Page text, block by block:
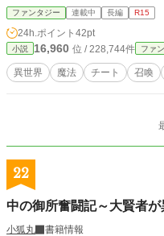
修正など対応していきたいと思って
お願い致します。 読み進めて不快
いです。 お返事は何方様に対して
様、お願い致します。
ファンタジー 連載中 長編 R15
24h.ポイント 42pt
小説 16,960 位 / 228,744件 ファ
異世界 魔法 チート 召喚
22
中の御所奮闘記～大賢者が
小狐丸
書籍情報